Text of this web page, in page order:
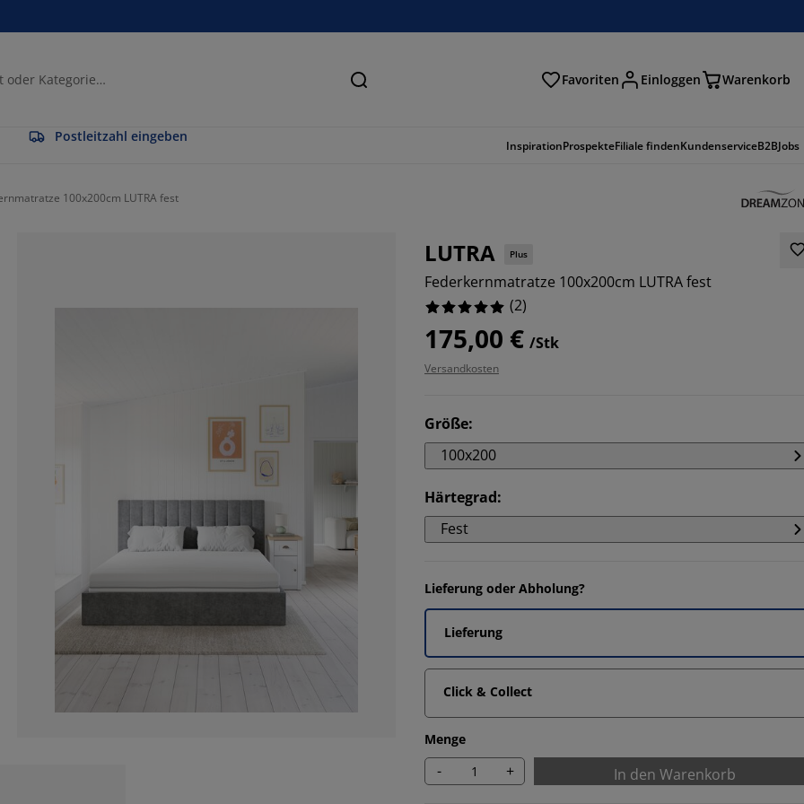
Suchen Favoriten Einloggen Warenkorb
Postleitzahl eingeben
InspirationProspekteFiliale findenKundenserviceB2BJobs
100x200cm LUTRA fest
LUTRA Plus
Federkernmatratze 100x200cm LUTRA fest
(2)
175,00 € /Stk
Versandkosten
Größe:
100x200
Härtegrad:
Fest
Lieferung oder Abholung?
Lieferung
Click & Collect
Menge
- + In den Warenkorb